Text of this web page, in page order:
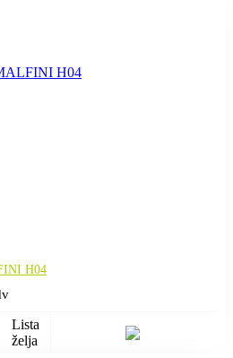
H04
Lista
želja